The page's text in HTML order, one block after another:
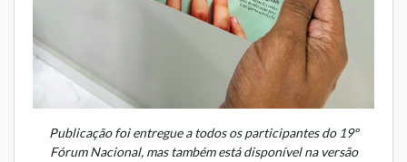
Publicação foi entregue a todos os participantes do 19º
Fórum Nacional, mas também está disponível na versão